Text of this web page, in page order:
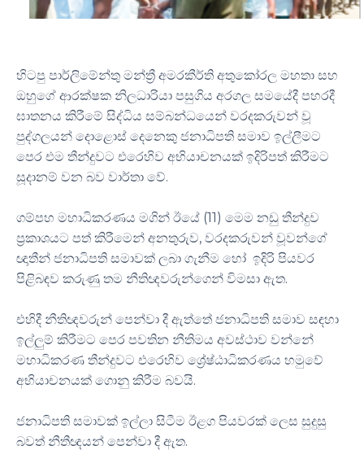
හිටපු පාර්ලිමේන්තු මන්ත්‍රී අමරකීර්ති අතුකෝරල මහතා සහ
ඔහුගේ ආරක්ෂක නිලධාරියා පසුගිය අරගල සමයේදී පහරදී
ඝාතනය කිරීමේ සිද්ධිය සම්බන්ධයෙන් වරදකරුවන් වූ
පුද්ගලයන් දොළොස් දෙනෙකු ජනාධිපති සමාව ඉල්ලීමට
පෙර එම තීන්දුවට එරෙහිව අභියාචනයක් ඉදිරිපත් කිරීමට
සූදානම් වන බව වාර්තා වේ.
ගම්පහ මහාධිකරණය මගින් ඊයේ (11) මෙම නඩු තීන්දුව
ප්‍රකාශයට පත් කිරීමෙන් අනතුරුව, වරදකරුවන් වූවන්ගේ
ඥාතීන් ජනාධිපති සමාවක් ලබා ගැනීම හෝ ඉදිරි පියවර
පිළිබඳව කරුණු තම නීතිඥවරුන්ගෙන් විමසා ඇත.
එහිදී නීතිඥවරුන් පෙන්වා දී ඇත්තේ ජනාධිපති සමාව සඳහා
ඉල්ලුම් කිරීමට පෙර පවතින නීතිමය අවස්ථාව වන්නේ
මහාධිකරණ තීන්දුවට එරෙහිව ශ්‍රේෂ්ඨාධිකරණය හමුවේ
අභියාචනයක් ගොනු කිරීම බවයි.
ජනාධිපති සමාවක් ඉල්ලා සිටීම ඊළග පියවරක් ලෙස සුදුසු
බවත් නීතීඥයන් පෙන්වා දී ඇත.